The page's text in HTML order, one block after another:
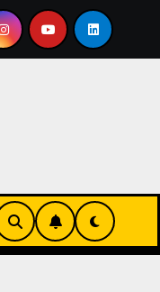
de la India Chiquitina